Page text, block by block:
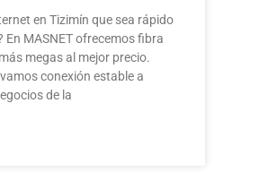
en Tizimín que sea rápido
En MASNET ofrecemos fibra
megas al mejor precio.
conexión estable a
de la